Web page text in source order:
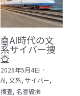
🤖AI時代の文
系サイバー捜
査
2026年5月4日 ·
AI, 文系, サイバー,
捜査, 名誉毀損